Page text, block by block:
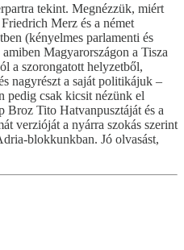
tekint. Megnézzük, miért
Merz és a német
(kényelmes parlamenti és
Magyarországon a Tisza
a szorongatott helyzetből,
nagyrészt a saját politikájuk –
pedig csak kicsit nézünk el
Broz Tito Hatvanpusztáját és a
verzióját a nyárra szokás szerint
blokkunkban. Jó olvasást,